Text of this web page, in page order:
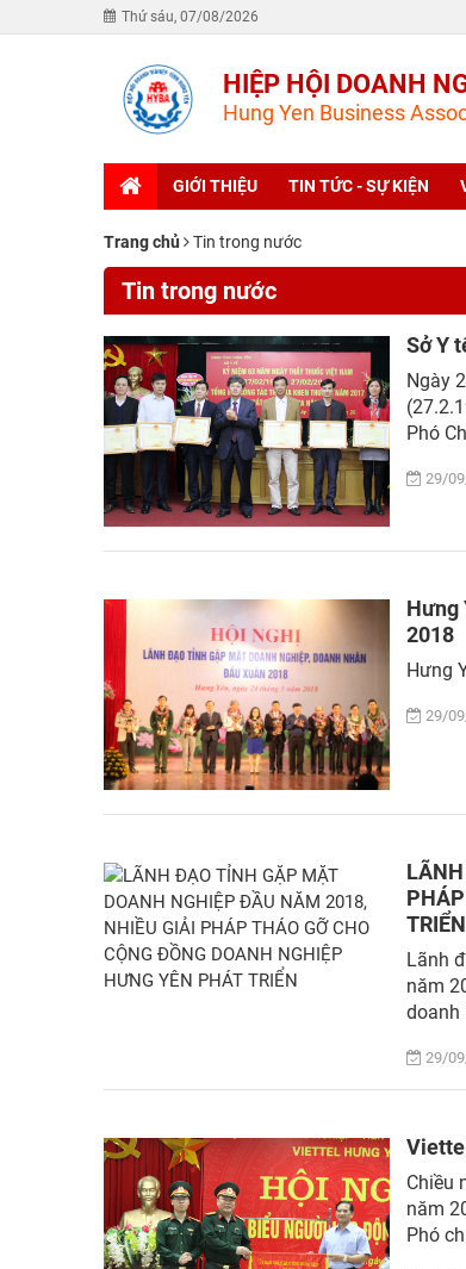
Thứ sáu, 07/08/2026
HIỆP HỘI DOANH
Hung Yen Business
GIỚI THIỆU TIN TỨC - SỰ KIỆN
Trang chủ Tin trong nước
Tin trong nước
Sở Y
Ngày
Phó
29/
Hưng
2018
Hưng
29/
TRIỂN
Lãnh
năm
doanh
29/
Chiều
năm
Phó